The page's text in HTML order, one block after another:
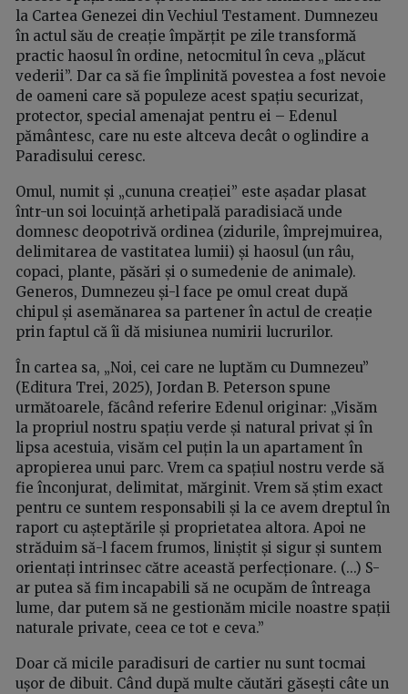
la Cartea Genezei din Vechiul Testament. Dumnezeu
în actul său de creație împărțit pe zile transformă
practic haosul în ordine, netocmitul în ceva „plăcut
vederii”. Dar ca să fie împlinită povestea a fost nevoie
de oameni care să populeze acest spațiu securizat,
protector, special amenajat pentru ei – Edenul
pământesc, care nu este altceva decât o oglindire a
Paradisului ceresc.
Omul, numit și „cununa creației” este așadar plasat
într-un soi locuință arhetipală paradisiacă unde
domnesc deopotrivă ordinea (zidurile, împrejmuirea,
delimitarea de vastitatea lumii) și haosul (un râu,
copaci, plante, păsări și o sumedenie de animale).
Generos, Dumnezeu și-l face pe omul creat după
chipul și asemănarea sa partener în actul de creație
prin faptul că îi dă misiunea numirii lucrurilor.
În cartea sa, „Noi, cei care ne luptăm cu Dumnezeu”
(Editura Trei, 2025), Jordan B. Peterson spune
următoarele, făcând referire Edenul originar: „Visăm
la propriul nostru spațiu verde și natural privat și în
lipsa acestuia, visăm cel puțin la un apartament în
apropierea unui parc. Vrem ca spațiul nostru verde să
fie înconjurat, delimitat, mărginit. Vrem să știm exact
pentru ce suntem responsabili și la ce avem dreptul în
raport cu așteptările și proprietatea altora. Apoi ne
străduim să-l facem frumos, liniștit și sigur și suntem
orientați intrinsec către această perfecționare. (...) S-
ar putea să fim incapabili să ne ocupăm de întreaga
lume, dar putem să ne gestionăm micile noastre spații
naturale private, ceea ce tot e ceva.”
Doar că micile paradisuri de cartier nu sunt tocmai
ușor de dibuit. Când după multe căutări găsești câte un